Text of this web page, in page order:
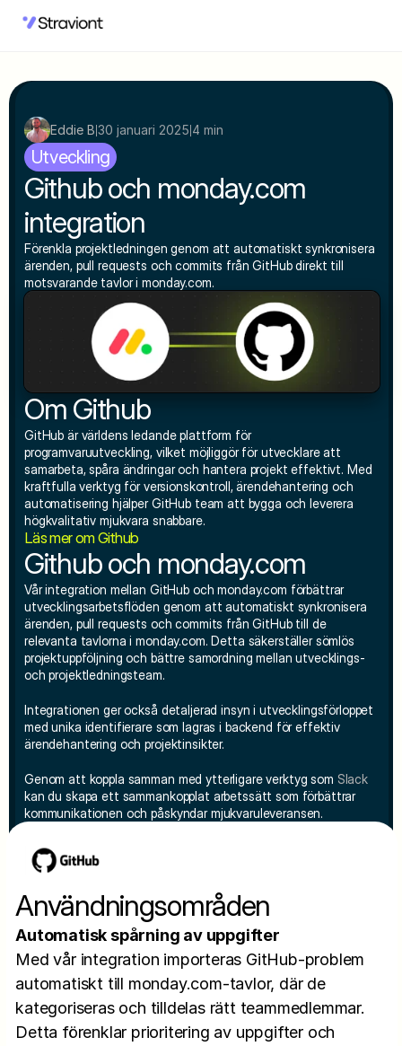
Eddie B 30 januari 2025 4 min
Utveckling
Github och monday.com
integration
Förenkla projektledningen genom att automatiskt synkronisera
ärenden, pull requests och commits från GitHub direkt till
motsvarande tavlor i monday.com.
Om Github
GitHub är världens ledande plattform för
programvaruutveckling, vilket möjliggör för utvecklare att
samarbeta, spåra ändringar och hantera projekt effektivt. Med
kraftfulla verktyg för versionskontroll, ärendehantering och
automatisering hjälper GitHub team att bygga och leverera
högkvalitativ mjukvara snabbare.
Läs mer om Github
Github och monday.com
Vår integration mellan GitHub och monday.com förbättrar
utvecklingsarbetsflöden genom att automatiskt synkronisera
ärenden, pull requests och commits från GitHub till de
relevanta tavlorna i monday.com. Detta säkerställer sömlös
projektuppföljning och bättre samordning mellan utvecklings-
och projektledningsteam.
Integrationen ger också detaljerad insyn i utvecklingsförloppet
med unika identifierare som lagras i backend för effektiv
ärendehantering och projektinsikter.
Genom att koppla samman med ytterligare verktyg som Slack
kan du skapa ett sammankopplat arbetssätt som förbättrar
kommunikationen och påskyndar mjukvaruleveransen.
Användningsområden
Automatisk spårning av uppgifter
Med vår integration importeras GitHub-problem
automatiskt till monday.com-tavlor, där de
kategoriseras och tilldelas rätt teammedlemmar.
Detta förenklar prioritering av uppgifter och